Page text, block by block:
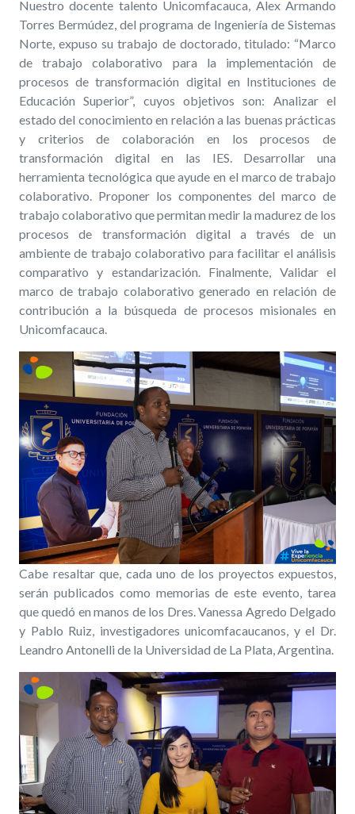
Nuestro docente talento Unicomfacauca, Alex Armando
Torres Bermúdez, del programa de Ingeniería de Sistemas
Norte, expuso su trabajo de doctorado, titulado: “Marco
de trabajo colaborativo para la implementación de
procesos de transformación digital en Instituciones de
Educación Superior”, cuyos objetivos son: Analizar el
estado del conocimiento en relación a las buenas prácticas
y criterios de colaboración en los procesos de
transformación digital en las IES. Desarrollar una
herramienta tecnológica que ayude en el marco de trabajo
colaborativo. Proponer los componentes del marco de
trabajo colaborativo que permitan medir la madurez de los
procesos de transformación digital a través de un
ambiente de trabajo colaborativo para facilitar el análisis
comparativo y estandarización. Finalmente, Validar el
marco de trabajo colaborativo generado en relación de
contribución a la búsqueda de procesos misionales en
Unicomfacauca.
Cabe resaltar que, cada uno de los proyectos expuestos,
serán publicados como memorias de este evento, tarea
que quedó en manos de los Dres. Vanessa Agredo Delgado
y Pablo Ruiz, investigadores unicomfacaucanos, y el Dr.
Leandro Antonelli de la Universidad de La Plata, Argentina.